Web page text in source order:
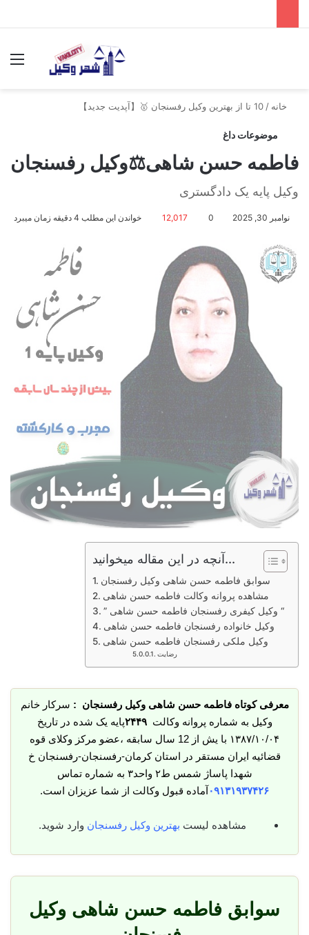
خانه / 10 تا از بهترین وکیل رفسنجان 🥇【آپدیت جدید】
موضوعات داغ
فاطمه حسن شاهی⚖️وکیل رفسنجان
وکیل پایه یک دادگستری
نوامبر 30, 2025 0
12,017 خواندن این مطلب 4 دقیقه زمان میبرد
آنچه در این مقاله میخوانید...
سوابق فاطمه حسن شاهی وکیل رفسنجان
مشاهده پروانه وکالت فاطمه حسن شاهی
” وکیل کیفری رفسنجان فاطمه حسن شاهی “
وکیل خانواده رفسنجان فاطمه حسن شاهی
وکیل ملکی رفسنجان فاطمه حسن شاهی
رضایت
معرفی کوتاه فاطمه حسن شاهی وکیل رفسنجان : سرکار خانم
وکیل به شماره پروانه وکالت ۲۴۴۹پایه یک شده در تاریخ
۱۳۸۷/۱۰/۰۴ با یش از 12 سال سابقه ،عضو مرکز وکلای قوه
قضائیه ایران مستقر در استان کرمان-رفسنجان-رفسنجان خ
شهدا پاساژ شمس ط۲ واحد۳ به شماره تماس
۰۹۱۳۱۹۳۷۴۲۶ آماده قبول وکالت از شما عزیزان است.
مشاهده لیست بهترین وکیل رفسنجان وارد شوید.
سوابق فاطمه حسن شاهی وکیل